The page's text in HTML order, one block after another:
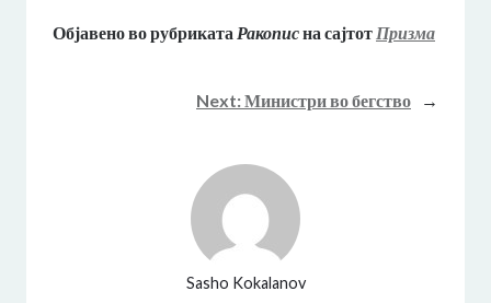
Објавено во рубриката Ракописна сајтот Призма
Next:Министри во бегство →
Sasho Kokalanov